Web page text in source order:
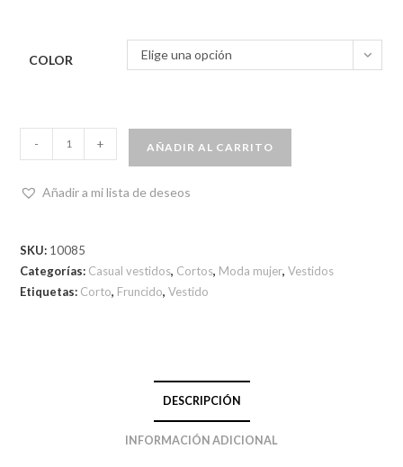
COLOR Elige una opción
- + AÑADIR AL CARRITO
Añadir a mi lista de deseos
SKU: 10085
Categorías: Casual vestidos, Cortos, Moda mujer,Vestidos
Etiquetas: Corto, Fruncido,Vestido
DESCRIPCIÓN
INFORMACIÓN ADICIONAL